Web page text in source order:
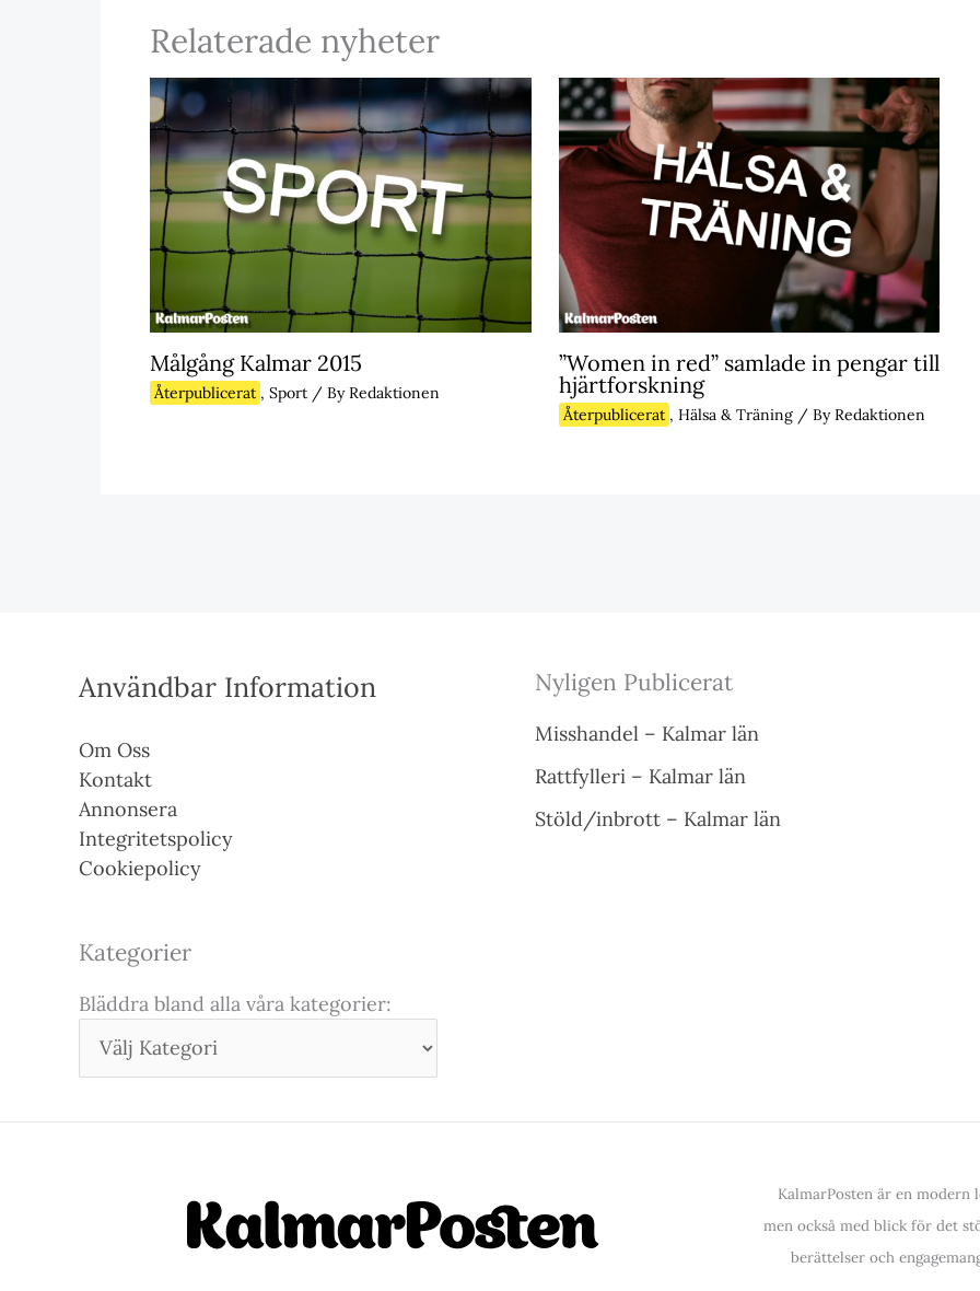
Relaterade nyheter
Målgång Kalmar 2015
Återpublicerat , Sport / ByRedaktionen
”Women in red” samlade in pengar till
hjärtforskning
Återpublicerat , Hälsa & Träning/ ByRedaktionen
Användbar Information
Om Oss
Kontakt
Annonsera
Integritetspolicy
Cookiepolicy
Kategorier
Bläddra bland alla våra kategorier:
Nyligen Publicerat
Misshandel – Kalmar län
Rattfylleri – Kalmar län
Stöld/inbrott – Kalmar län
KalmarPosten är en modern
men också med blick för det
berättelser och